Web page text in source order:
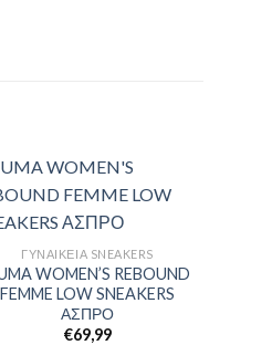
ΓΥΝΑΙΚΕΊΑ SNEAKERS
WOMEN’S REBOUND
FEMME LOW SNEAKERS
ΑΣΠΡΟ
€69,99